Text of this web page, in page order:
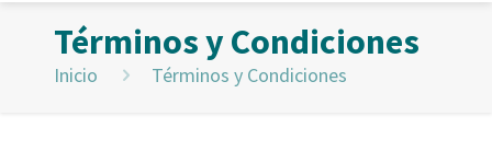
Términos y Condiciones
Inicio Términos y Condiciones